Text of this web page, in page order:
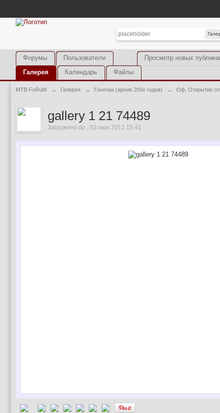
Просмотр новых
Форумы
Пользователи
Галерея
Календарь Файлы
MTB-FoRuM → Галерея → Гоночки (архив 200х годов) → Оф. Открытие
gallery 1 21 74489
Загружено dp , 03 июн 2012 15:41